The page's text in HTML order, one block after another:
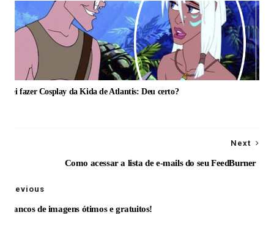
fazer Cosplay da Kida de Atlantis: Deu certo?
Next
Como acessar a lista de e-mails do seu FeedBurner
Previous
Bancos de imagens ótimos e gratuitos!